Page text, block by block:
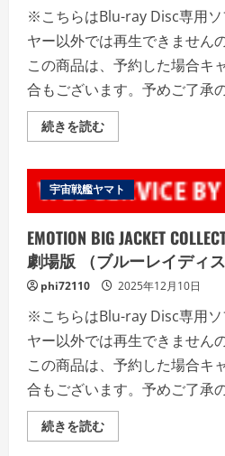
ィ
ク）
の
詳
を
覧
く
だ
い
※こちらはBlu-ray Disc専用ソ
ヤー以外では再生できません
この商品は、予約した場合キ
合もございます。予めご了承
続きを読むEMOTION
BIG
さ
ら
ば
宇
戦
艦
ヤ
マ
ト
の
士
た
ち
ル
レ
イ
デ
宇宙戦艦ヤマト
EMOTION BIG JACKET
劇場版 （ブルーレイディス
phi72110 2025年12月10日
※こちらはBlu-ray Disc専用ソ
ヤー以外では再生できません
この商品は、予約した場合キ
合もございます。予めご了承
続きを読むEMOTION
BIG